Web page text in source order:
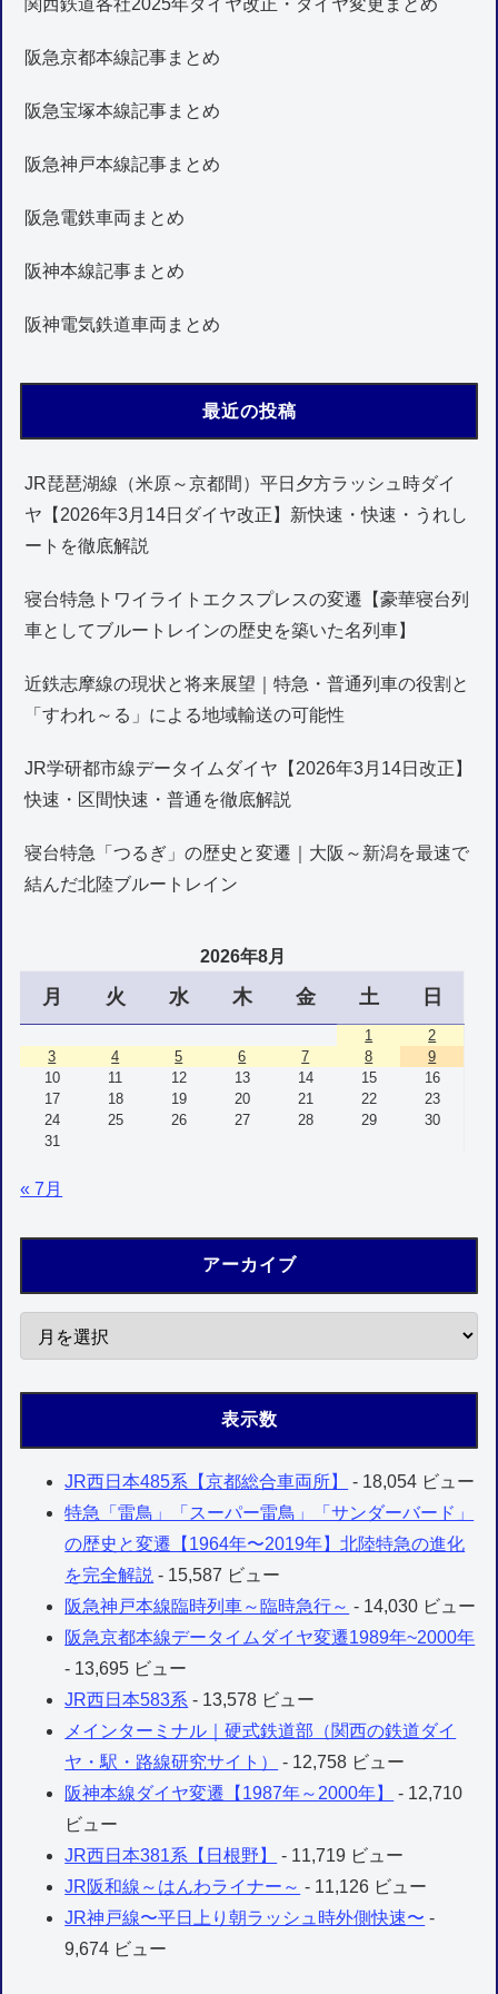
阪急京都本線記事まとめ
阪急宝塚本線記事まとめ
阪急神戸本線記事まとめ
阪急電鉄車両まとめ
阪神本線記事まとめ
阪神電気鉄道車両まとめ
最近の投稿
JR琵琶湖線（米原～京都間）平日夕方ラッシュ時ダイ
ヤ【2026年3月14日ダイヤ改正】新快速・快速・うれし
ートを徹底解説
寝台特急トワイライトエクスプレスの変遷【豪華寝台列
車としてブルートレインの歴史を築いた名列車】
近鉄志摩線の現状と将来展望｜特急・普通列車の役割と
「すわれ～る」による地域輸送の可能性
JR学研都市線データイムダイヤ【2026年3月14日改正】
快速・区間快速・普通を徹底解説
寝台特急「つるぎ」の歴史と変遷｜大阪～新潟を最速で
結んだ北陸ブルートレイン
2026年8月
月 火 水 木 金 土 日
1
2
3
4 5 6 7 8
9
10
11 12 13 14 15
16
17
18 19 20 21 22
23
24
25 26 27 28 29
30
31
« 7月
アーカイブ
表示数
JR西日本485系【京都総合車両所】
- 18,054 ビュー
特急「雷鳥」「スーパー雷鳥」「サンダーバード」
の歴史と変遷【1964年〜2019年】北陸特急の進化
を完全解説 - 15,587 ビュー
阪急神戸本線臨時列車～臨時急行～ - 14,030 ビュー
阪急京都本線データイムダイヤ変遷1989年~2000年
- 13,695 ビュー
JR西日本583系 - 13,578 ビュー
メインターミナル｜硬式鉄道部（関西の鉄道ダイ
ヤ・駅・路線研究サイト）
- 12,758 ビュー
阪神本線ダイヤ変遷【1987年～2000年】
- 12,710
ビュー
JR西日本381系【日根野】
- 11,719 ビュー
JR阪和線～はんわライナー～ - 11,126 ビュー
JR神戸線〜平日上り朝ラッシュ時外側快速〜 -
9,674 ビュー